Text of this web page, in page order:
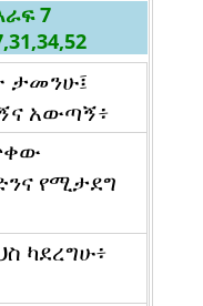
7
ታመንሁ፤
አውጣኝ፥
የሚታደግ
ካደረግሁ፥